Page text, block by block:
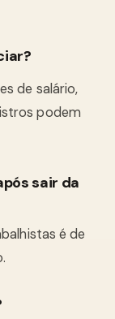
de salário,
podem
sair da
é de